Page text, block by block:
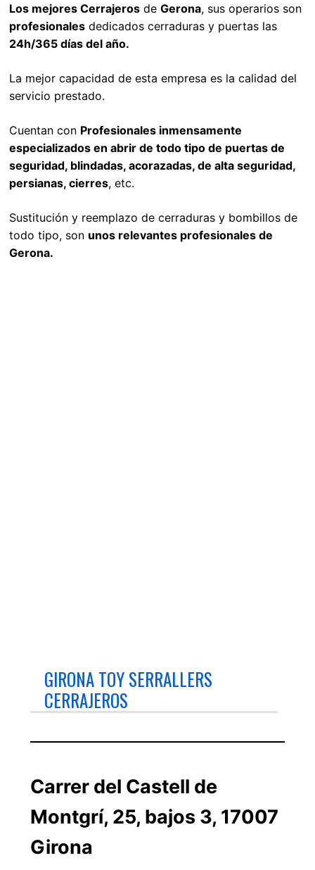
Los mejores Cerrajeros de Gerona, sus operarios son
profesionales dedicados cerraduras y puertas las
24h/365 días del año.
La mejor capacidad de esta empresa es la calidad del
servicio prestado.
Cuentan con Profesionales inmensamente
especializados en abrir de todo tipo de puertas de
seguridad, blindadas, acorazadas, de alta seguridad,
persianas, cierres, etc.
Sustitución y reemplazo de cerraduras y bombillos de
todo tipo, son unos relevantes profesionales de
Gerona.
GIRONA TOY SERRALLERS
CERRAJEROS
Carrer del Castell de
Montgrí, 25, bajos 3, 17007
Girona